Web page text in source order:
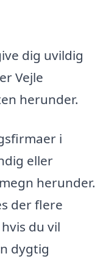
dig uvildig
Vejle
herunder.
i
eller
herunder.
der flere
du vil
dygtig